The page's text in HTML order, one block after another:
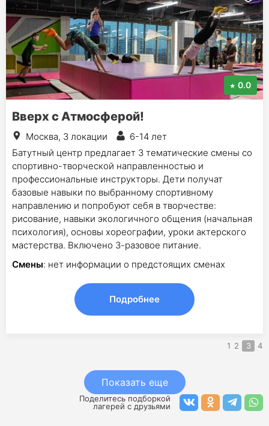
0.0
Вверх с Атмосферой!
Москва, 3 локации
6-14 лет
Батутный центр предлагает 3 тематические смены со
спортивно-творческой направленностью и
профессиональные инструкторы. Дети получат
базовые навыки по выбранному спортивному
направлению и попробуют себя в творчестве:
рисование, навыки экологичного общения (начальная
психология), основы хореографии, уроки актерского
мастерства. Включено 3-разовое питание.
Смены: нет информации о предстоящих сменах
Подробнее
1 2 3 4
Показать еще
Поделитесь подборкой
лагерей с друзьями